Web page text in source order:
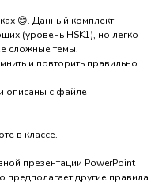
😊. Данный комплект
(уровень HSK1), но легко
сложные темы.
и повторить правильно
описаны с файле
в классе.
презентации PowerPoint
предполагает другие правила